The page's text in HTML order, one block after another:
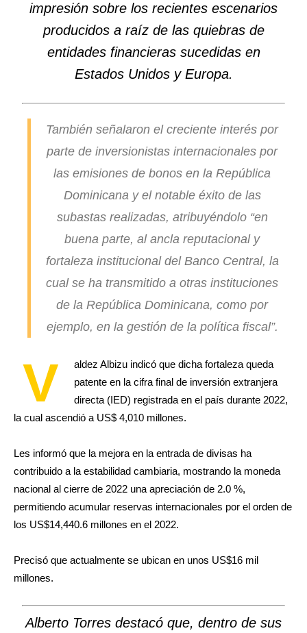
impresión sobre los recientes escenarios
producidos a raíz de las quiebras de
entidades financieras sucedidas en
Estados Unidos y Europa.
También señalaron el creciente interés por
parte de inversionistas internacionales por
las emisiones de bonos en la República
Dominicana y el notable éxito de las
subastas realizadas, atribuyéndolo “en
buena parte, al ancla reputacional y
fortaleza institucional del Banco Central, la
cual se ha transmitido a otras instituciones
de la República Dominicana, como por
ejemplo, en la gestión de la política fiscal”.
V
aldez Albizu indicó que dicha fortaleza queda
patente en la cifra final de inversión extranjera
directa (IED) registrada en el país durante 2022,
la cual ascendió a US$ 4,010 millones.
Les informó que la mejora en la entrada de divisas ha
contribuido a la estabilidad cambiaria, mostrando la moneda
nacional al cierre de 2022 una apreciación de 2.0 %,
permitiendo acumular reservas internacionales por el orden de
los US$14,440.6 millones en el 2022.
Precisó que actualmente se ubican en unos US$16 mil
millones.
Alberto Torres destacó que, dentro de sus